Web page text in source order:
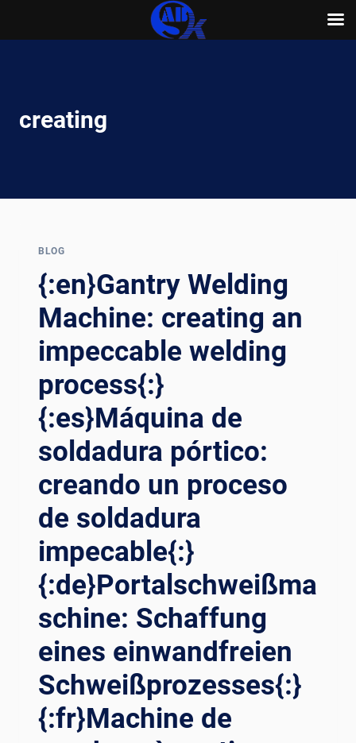
creating
BLOG
{:en}Gantry Welding
Machine: creating an
impeccable welding
process{:}
{:es}Máquina de
soldadura pórtico:
creando un proceso
de soldadura
impecable{:}
{:de}Portalschweißma
schine: Schaffung
eines einwandfreien
Schweißprozesses{:}
{:fr}Machine de